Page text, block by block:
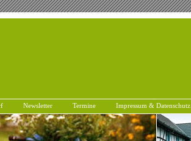
Newsletter Termine Impressum & Datenschutz